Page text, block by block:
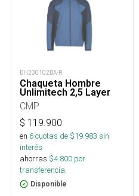
BH230102BA-R
Chaqueta Hombre
Unlimitech 2,5 Layer
CMP
$ 119.900
en 6cuotas de $19.983 sin
interés
ahorras $4.800 por
transferencia.
Disponible